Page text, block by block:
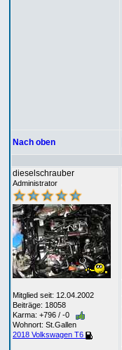
Nach oben
dieselschrauber
Administrator
Mitglied seit: 12.04.2002
Beiträge: 18058
Karma: +796 / -0
Wohnort: St.Gallen
2018 Volkswagen T6